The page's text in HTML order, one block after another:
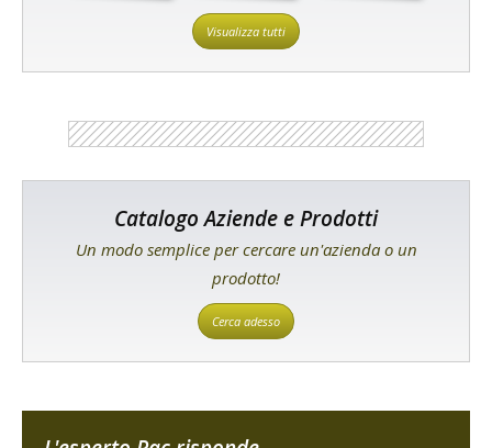
Visualizza tutti
Catalogo Aziende e Prodotti
Un modo semplice per cercare un'azienda o un
prodotto!
Cerca adesso